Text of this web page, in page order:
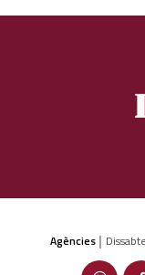
Agències |